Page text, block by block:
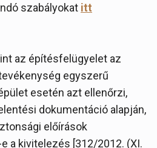
szabályokat itt
az építésfelügyelet az
egyszerű
esetén azt ellenőrzi,
dokumentáció alapján,
előírások
a kivitelezés [312/2012. (XI.